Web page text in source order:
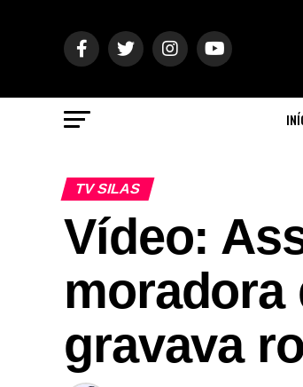
TV SILAS
Vídeo:
moradora
gravava